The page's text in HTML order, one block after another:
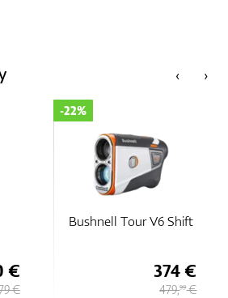
‹ ›
€
€
Bushnell Tour V6 Shift
-22%
374 €
479,99€